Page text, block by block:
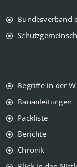
Bundesverband
Begriffe in der
Bauanleitungen
Packliste
Berichte
Chronik